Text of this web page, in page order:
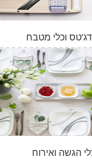
וכלי מטבח
הגשה ואירוח